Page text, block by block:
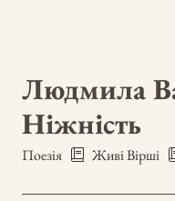
Людмила
Ніжність
Поезія Живі Вірші